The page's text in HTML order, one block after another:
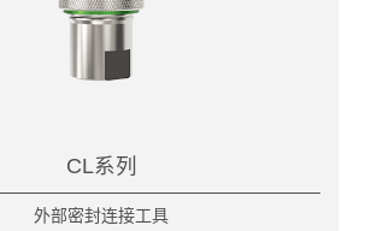
CL系列
外部密封连接工具